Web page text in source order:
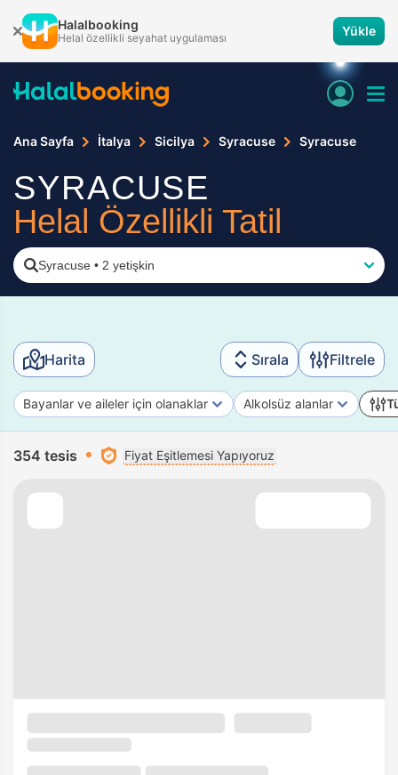
Halalbooking
Helal özellikli seyahat uygulaması Yükle
Ana Sayfa İtalya Sicilya Syracuse Syracuse
SYRACUSE
Helal Özellikli Tatil
Syracuse • 2 yetişkin
Harita Sırala Filtrele
Bayanlar ve aileler için olanaklar Alkolsüz alanlar
354 tesis Fiyat Eşitlemesi Yapıyoruz